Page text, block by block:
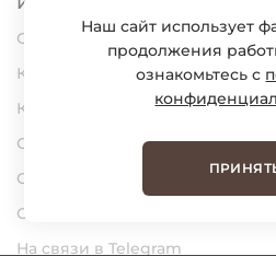
О нас
Карьера
Контакты
Статьи
Сертификаты
Обратная связь
На связи в Telegram
Наш сайт использует
продолжения
ознакомьтесь с